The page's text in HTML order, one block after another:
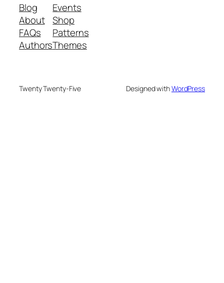
Blog
About
FAQs
Authors
Events
Shop
Patterns
Themes
Twenty Twenty-Five Designed withWordPress